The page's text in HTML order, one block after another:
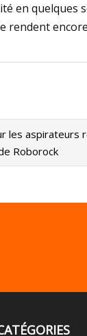
en quelques
rendent
les aspirateurs
Roborock